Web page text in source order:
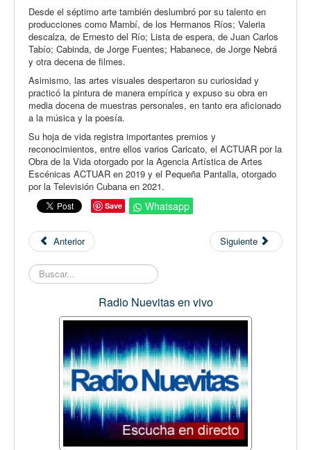
Desde el séptimo arte también deslumbró por su talento en
producciones como Mambí, de los Hermanos Ríos; Valeria
descalza, de Ernesto del Río; Lista de espera, de Juan Carlos
Tabío; Cabinda, de Jorge Fuentes; Habanece, de Jorge Nebrá
y otra decena de filmes.
Asimismo, las artes visuales despertaron su curiosidad y
practicó la pintura de manera empírica y expuso su obra en
media docena de muestras personales, en tanto era aficionado
a la música y la poesía.
Su hoja de vida registra importantes premios y
reconocimientos, entre ellos varios Caricato, el ACTUAR por la
Obra de la Vida otorgado por la Agencia Artística de Artes
Escénicas ACTUAR en 2019 y el Pequeña Pantalla, otorgado
por la Televisión Cubana en 2021.
Save Whatsapp
Anterior Siguiente
Buscar...
Radio Nuevitas en vivo